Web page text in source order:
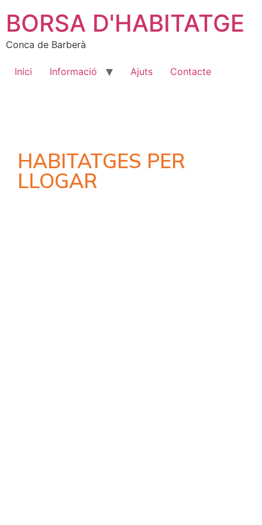
BORSA D'HABITATGE
Conca de Barberà
Inici Informació Ajuts Contacte
HABITATGES PER
LLOGAR